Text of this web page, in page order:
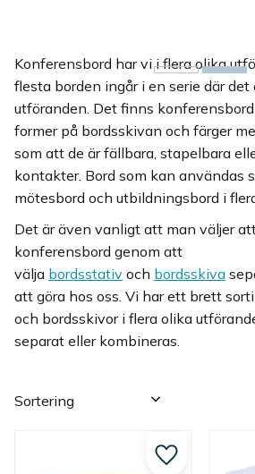
Konferensbord har vi i flera olika
flesta borden ingår i en serie där
utföranden. Det finns
former på bordsskivan och färger
som att de är fällbara, stapelbara
kontakter. Bord som kan användas
mötesbord och utbildningsbord i
Det är även vanligt att man väljer
konferensbord genom att
välja bordsstativ och bordsskiva
att göra hos oss. Vi har ett brett
och bordsskivor i flera olika
separat eller kombineras.
Välj sortering
Lägg till i